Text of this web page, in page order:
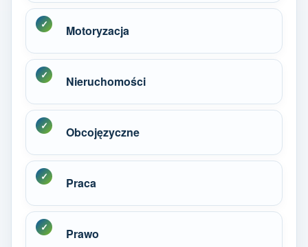
Motoryzacja
Nieruchomości
Obcojęzyczne
Praca
Prawo